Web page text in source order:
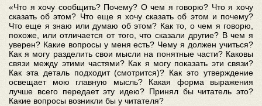
«Что я хочу сообщить? Почему? О чем я говорю? Что я хочу
сказать об этом? Что еще я хочу сказать об этом и почему?
Что еще я знаю или думаю об этом? Как то, о чем я говорю,
похоже, или отличается от того, что сказали другие? В чем я
уверен? Какие вопросы у меня есть? Чему я должен учиться?
Как я могу разделить свои мысли на понятные части? Каковы
связи между этими частями? Как я могу показать эти связи?
Как эта деталь подходит (смотрится)? Как это утверждение
освещает мою главную мысль? Какая форма выражения
лучше всего передает эту идею? Принял бы читатель это?
Какие вопросы возникли бы у читателя?